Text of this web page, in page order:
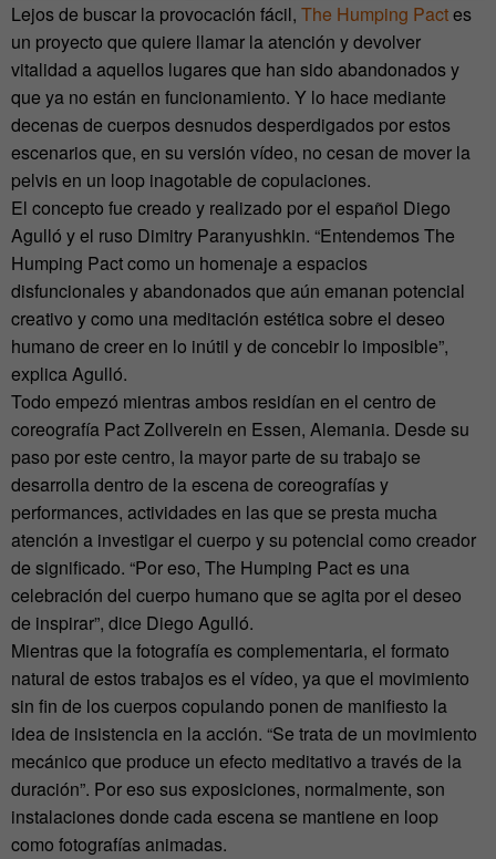
Lejos de buscar la provocación fácil, The Humping Pactes
un proyecto que quiere llamar la atención y devolver
vitalidad a aquellos lugares que han sido abandonados y
que ya no están en funcionamiento. Y lo hace mediante
decenas de cuerpos desnudos desperdigados por estos
escenarios que, en su versión vídeo, no cesan de mover la
pelvis en un loop inagotable de copulaciones.
El concepto fue creado y realizado por el español Diego
Agulló y el ruso Dimitry Paranyushkin. “Entendemos The
Humping Pact como un homenaje a espacios
disfuncionales y abandonados que aún emanan potencial
creativo y como una meditación estética sobre el deseo
humano de creer en lo inútil y de concebir lo imposible”,
explica Agulló.
Todo empezó mientras ambos residían en el centro de
coreografía Pact Zollverein en Essen, Alemania. Desde su
paso por este centro, la mayor parte de su trabajo se
desarrolla dentro de la escena de coreografías y
performances, actividades en las que se presta mucha
atención a investigar el cuerpo y su potencial como creador
de significado. “Por eso, The Humping Pact es una
celebración del cuerpo humano que se agita por el deseo
de inspirar”, dice Diego Agulló.
Mientras que la fotografía es complementaria, el formato
natural de estos trabajos es el vídeo, ya que el movimiento
sin fin de los cuerpos copulando ponen de manifiesto la
idea de insistencia en la acción. “Se trata de un movimiento
mecánico que produce un efecto meditativo a través de la
duración”. Por eso sus exposiciones, normalmente, son
instalaciones donde cada escena se mantiene en loop
como fotografías animadas.